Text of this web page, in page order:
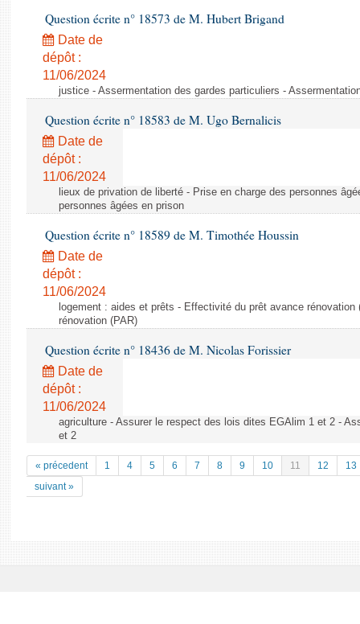
Question écrite n° 18573 de M. Hubert Brigand
Date de
dépôt :
11/06/2024
justice - Assermentation des gardes particuliers -
Question écrite n° 18583 de M. Ugo Bernalicis
Date de
dépôt :
11/06/2024
lieux de privation de liberté - Prise en charge des personnes
personnes âgées en prison
Question écrite n° 18589 de M. Timothée Houssin
Date de
dépôt :
11/06/2024
logement : aides et prêts - Effectivité du prêt avance
rénovation (PAR)
Question écrite n° 18436 de M. Nicolas Forissier
Date de
dépôt :
11/06/2024
agriculture - Assurer le respect des lois dites EGAlim 1 et 2 -
et 2
« précedent 1 4 5 6 7 8 9 10 11 12
13
suivant »